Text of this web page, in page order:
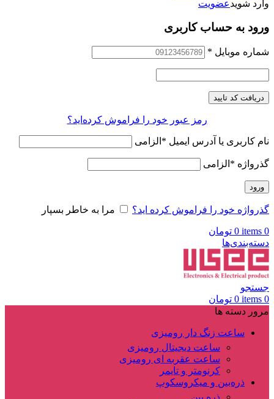
وارد شویدعضویت
ورود به حساب کاربری
شماره موبایل *
دریافت کد تایید
رمز عبور خود را فراموش کرده‌اید؟
نام کاربری یا آدرس ایمیل * الزامی
گذرواژه * الزامی
ورود
گذرواژه خود را فراموش کرده اید؟ مرا به خاطر بسپار
0
items
0 تومان
دسته‌بندی‌ها
جستجو
0
items
0 تومان
مرور دسته ها
ساعت زنگ دار رومیزی
ساعت دیجیتال رومیزی
ساعت عقربه ای رومیزی
کرنومتر و تایمر
ذره‌بین و میکروسکوپ